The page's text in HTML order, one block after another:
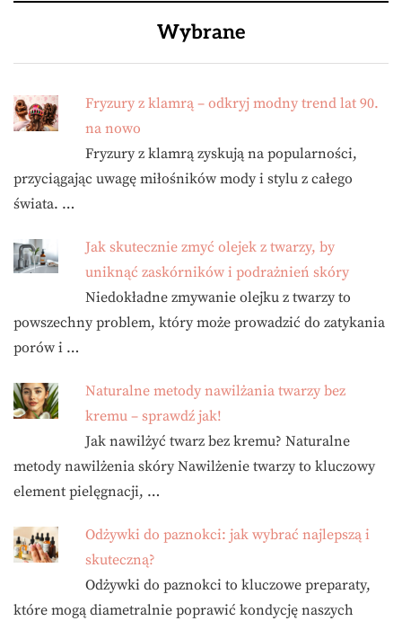
Wybrane
Fryzury z klamrą – odkryj modny trend lat 90.
na nowo
Fryzury z klamrą zyskują na popularności,
przyciągając uwagę miłośników mody i stylu z całego
świata. …
Jak skutecznie zmyć olejek z twarzy, by
uniknąć zaskórników i podrażnień skóry
Niedokładne zmywanie olejku z twarzy to
powszechny problem, który może prowadzić do zatykania
porów i …
Naturalne metody nawilżania twarzy bez
kremu – sprawdź jak!
Jak nawilżyć twarz bez kremu? Naturalne
metody nawilżenia skóry Nawilżenie twarzy to kluczowy
element pielęgnacji, …
Odżywki do paznokci: jak wybrać najlepszą i
skuteczną?
Odżywki do paznokci to kluczowe preparaty,
które mogą diametralnie poprawić kondycję naszych